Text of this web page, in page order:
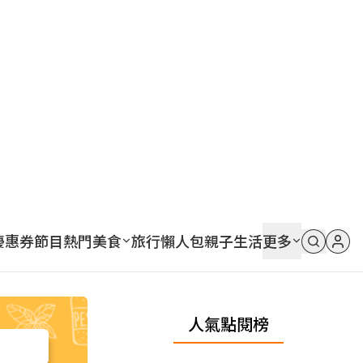
惠券節目熱門美食 旅行懶人包親子生活更多
人氣點閱榜